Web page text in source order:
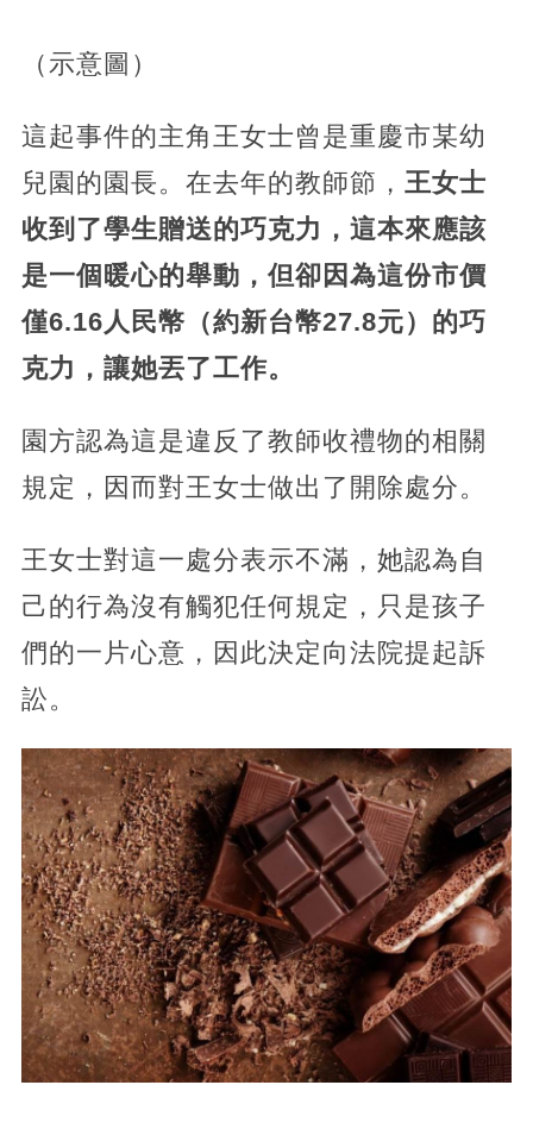
（示意圖）
這起事件的主角王女士曾是重慶市某幼
兒園的園長。在去年的教師節， 王女士
收到了學生贈送的巧克力，這本來應該
是一個暖心的舉動，但卻因為這份市價
僅6.16人民幣（約新台幣27.8元）的巧
克力， 讓她丟了工作。
園方認為這是違反了教師收禮物的相關
規定，因而對王女士做出了開除處分。
王女士對這一處分表示不滿，她認為自
己的行為沒有觸犯任何規定，只是孩子
們的一片心意，因此決定向法院提起訴
訟。